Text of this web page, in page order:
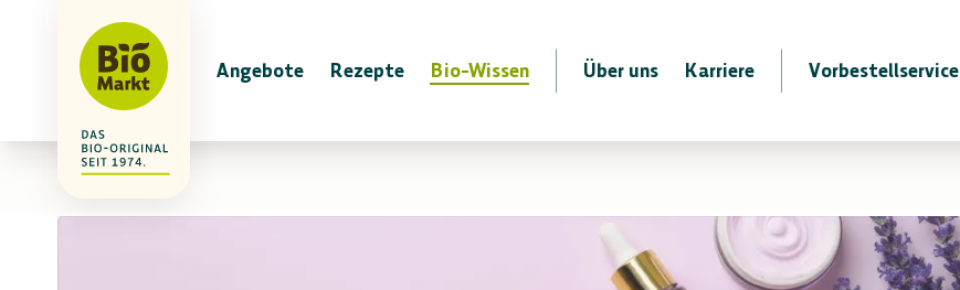
Angebote Rezepte Bio-Wissen Über uns Karriere Vorbestellservice